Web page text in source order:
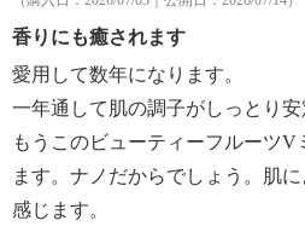
香りにも癒されます
愛用して数年になります。
一年通して肌の調子がしっとり安
もうこのビューティーフルーツ
ます。ナノだからでしょう。肌
感じます。